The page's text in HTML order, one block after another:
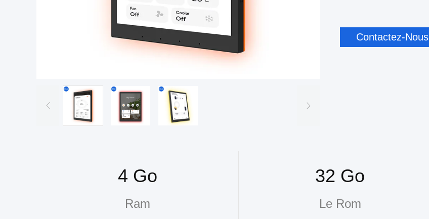
Contactez-Nous
4 Go
Ram
32 Go
Le Rom